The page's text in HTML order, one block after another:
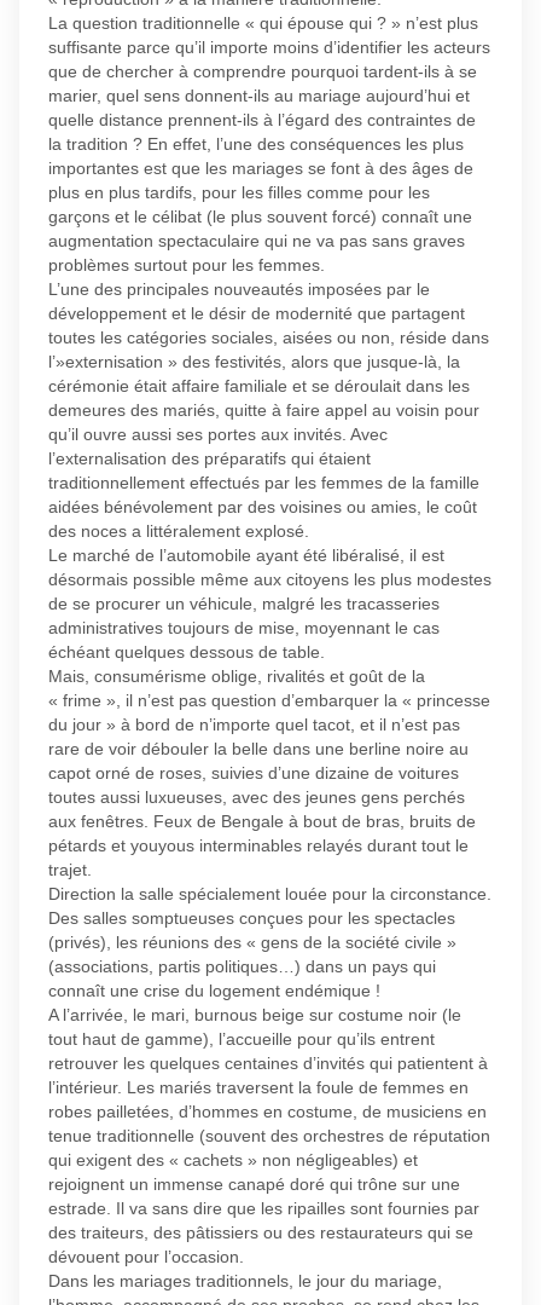
La question traditionnelle « qui épouse qui ? » n’est plus
suffisante parce qu’il importe moins d’identifier les acteurs
que de chercher à comprendre pourquoi tardent-ils à se
marier, quel sens donnent-ils au mariage aujourd’hui et
quelle distance prennent-ils à l’égard des contraintes de
la tradition ? En effet, l’une des conséquences les plus
importantes est que les mariages se font à des âges de
plus en plus tardifs, pour les filles comme pour les
garçons et le célibat (le plus souvent forcé) connaît une
augmentation spectaculaire qui ne va pas sans graves
problèmes surtout pour les femmes.
L’une des principales nouveautés imposées par le
développement et le désir de modernité que partagent
toutes les catégories sociales, aisées ou non, réside dans
l’»externisation » des festivités, alors que jusque-là, la
cérémonie était affaire familiale et se déroulait dans les
demeures des mariés, quitte à faire appel au voisin pour
qu’il ouvre aussi ses portes aux invités. Avec
l’externalisation des préparatifs qui étaient
traditionnellement effectués par les femmes de la famille
aidées bénévolement par des voisines ou amies, le coût
des noces a littéralement explosé.
Le marché de l’automobile ayant été libéralisé, il est
désormais possible même aux citoyens les plus modestes
de se procurer un véhicule, malgré les tracasseries
administratives toujours de mise, moyennant le cas
échéant quelques dessous de table.
Mais, consumérisme oblige, rivalités et goût de la
« frime », il n’est pas question d’embarquer la « princesse
du jour » à bord de n’importe quel tacot, et il n’est pas
rare de voir débouler la belle dans une berline noire au
capot orné de roses, suivies d’une dizaine de voitures
toutes aussi luxueuses, avec des jeunes gens perchés
aux fenêtres. Feux de Bengale à bout de bras, bruits de
pétards et youyous interminables relayés durant tout le
trajet.
Direction la salle spécialement louée pour la circonstance.
Des salles somptueuses conçues pour les spectacles
(privés), les réunions des « gens de la société civile »
(associations, partis politiques…) dans un pays qui
connaît une crise du logement endémique !
A l’arrivée, le mari, burnous beige sur costume noir (le
tout haut de gamme), l’accueille pour qu’ils entrent
retrouver les quelques centaines d’invités qui patientent à
l’intérieur. Les mariés traversent la foule de femmes en
robes pailletées, d’hommes en costume, de musiciens en
tenue traditionnelle (souvent des orchestres de réputation
qui exigent des « cachets » non négligeables) et
rejoignent un immense canapé doré qui trône sur une
estrade. Il va sans dire que les ripailles sont fournies par
des traiteurs, des pâtissiers ou des restaurateurs qui se
dévouent pour l’occasion.
Dans les mariages traditionnels, le jour du mariage,